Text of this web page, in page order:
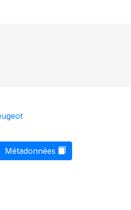
Métadonnées